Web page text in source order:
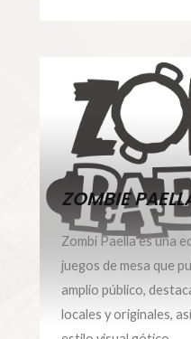
ZOMBIE
Zombi Paella es una
juegos de mesa que
amplio público,
locales y originales,